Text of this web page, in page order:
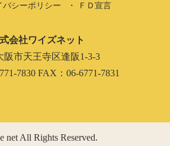
バシーポリシー
ＦＤ宣言
会社ワイズネット
大阪市天王寺区逢阪1-3-3
7830 FAX：06-6771-7831
net All Rights Reserved.